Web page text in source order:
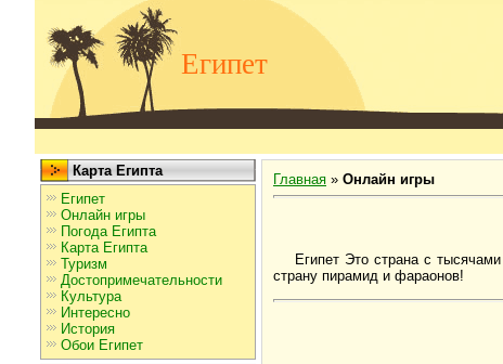
Египет
Карта Египта
Египет
Онлайн игры
Погода Египта
Карта Египта
Туризм
Достопримечательности
Культура
Интересно
История
Обои Египет
Главная » Онлайн игры
Египет Это страна с
страну пирамид и фараонов!